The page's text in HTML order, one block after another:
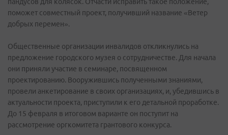
поможет совместный проект, получивший название «Ветер
добрых перемен».
Общественные организации инвалидов откликнулись на
предложение городского музея о сотрудничестве. Для начала
они приняли участие в семинаре, посвященном
проектированию. Вооружившись полученными знаниями,
провели анкетирование в своих организациях, и, убедившись в
актуальности проекта, приступили к его детальной проработке.
До 15 февраля в итоговом варианте он поступит на
рассмотрение оргкомитета грантового конкурса.